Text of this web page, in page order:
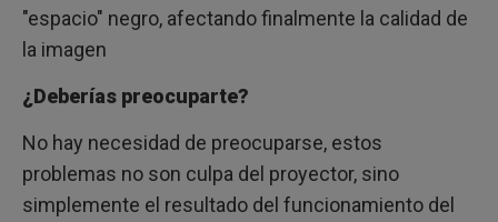
"espacio" negro, afectando finalmente la calidad de
la imagen
¿Deberías preocuparte?
No hay necesidad de preocuparse, estos
problemas no son culpa del proyector, sino
simplemente el resultado del funcionamiento del